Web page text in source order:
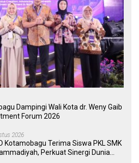
Dampingi Wali Kota dr. Weny Gaib
Forum 2026
2026
Kotamobagu Terima Siswa PKL SMK
Perkuat Sinergi Dunia